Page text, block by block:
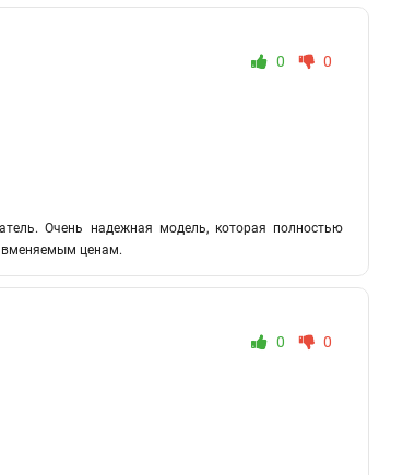
0
0
Очень надежная модель, которая полностью
вменяемым ценам.
0
0